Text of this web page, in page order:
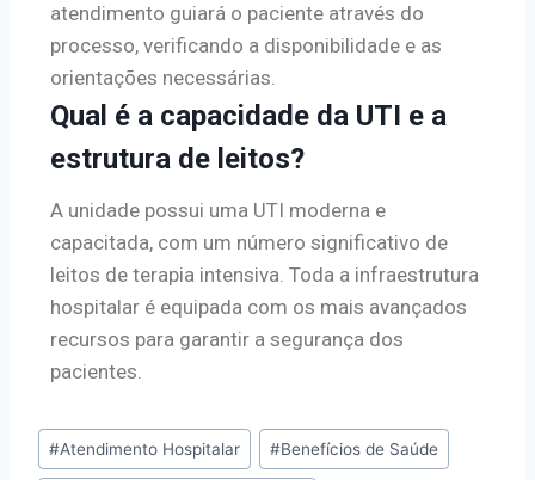
atendimento guiará o paciente através do
processo, verificando a disponibilidade e as
orientações necessárias.
Qual é a capacidade da UTI e a
estrutura de leitos?
A unidade possui uma UTI moderna e
capacitada, com um número significativo de
leitos de terapia intensiva. Toda a infraestrutura
hospitalar é equipada com os mais avançados
recursos para garantir a segurança dos
pacientes.
#Atendimento Hospitalar #Benefícios de Saúde